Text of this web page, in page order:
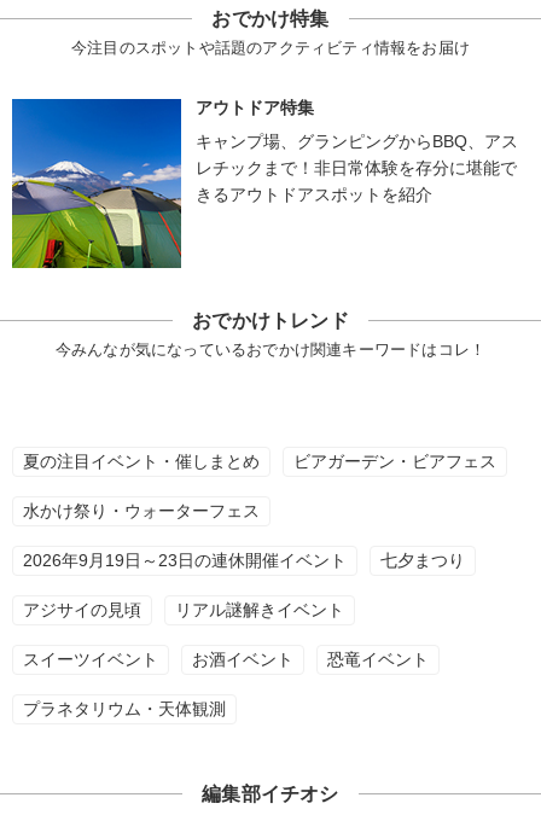
おでかけ特集
今注目のスポットや話題のアクティビティ情報をお届け
アウトドア特集
キャンプ場、グランピングからBBQ、アス
レチックまで！非日常体験を存分に堪能で
きるアウトドアスポットを紹介
おでかけトレンド
今みんなが気になっているおでかけ関連キーワードはコレ！
夏の注目イベント・催しまとめ ビアガーデン・ビアフェス
水かけ祭り・ウォーターフェス
2026年9月19日～23日の連休開催イベント 七夕まつり
アジサイの見頃 リアル謎解きイベント
スイーツイベント お酒イベント 恐竜イベント
プラネタリウム・天体観測
編集部イチオシ